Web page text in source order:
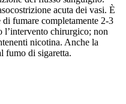
acuta dei vasi. È
fumare completamente 2-3
l’intervento chirurgico; non
nicotina. Anche la
fumo di sigaretta.